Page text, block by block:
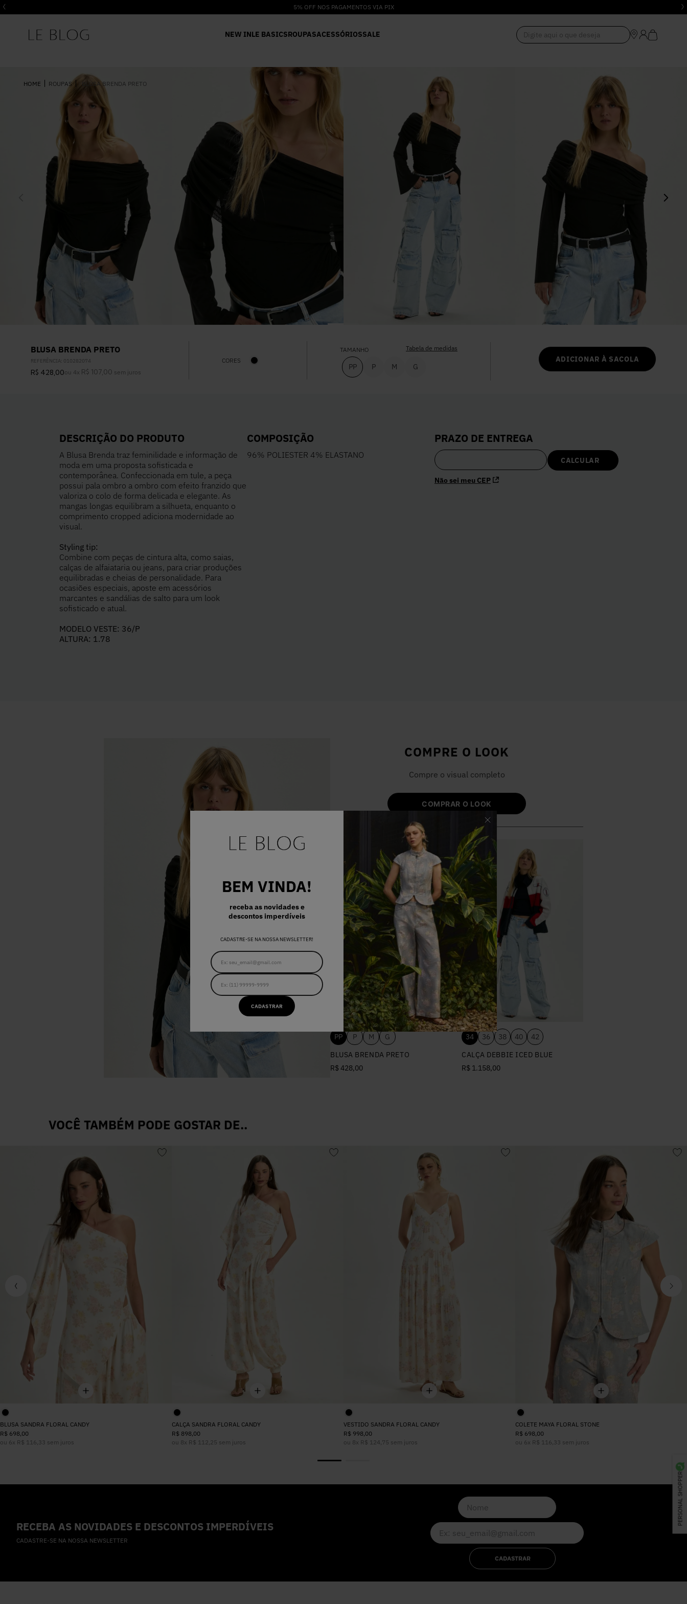
BEM VINDA!
receba as novidades e
descontos imperdíveis
CADASTRE-SE NA NOSSA NEWSLETTER!
CADASTRAR
5% OFF NOS PAGAMENTOS VIA PIX
NEW INLE BASICSROUPASACESSÓRIOSSALE Digite aqui o que deseja
PERSONAL SHOPPER
ROUPAS BLUSA BRENDA PRETO
BLUSA BRENDA PRETO
REFERÊNCIA: 010282074
R$ 428,00ou 4x R$ 107 00 sem juros
CORES
TAMANHO
PP P M G
Tabela de medidas
ADICIONAR À SACOLA
DESCRIÇÃO DO PRODUTO
A Blusa Brenda traz feminilidade e informação de
moda em uma proposta sofisticada e
contemporânea. Confeccionada em tule, a peça
possui pala ombro a ombro com efeito franzido que
valoriza o colo de forma delicada e elegante. As
mangas longas equilibram a silhueta, enquanto o
comprimento cropped adiciona modernidade ao
visual.
Styling tip:
Combine com peças de cintura alta, como saias,
calças de alfaiataria ou jeans, para criar produções
equilibradas e cheias de personalidade. Para
ocasiões especiais, aposte em acessórios
marcantes e sandálias de salto para um look
sofisticado e atual.
MODELO VESTE: 36/P
ALTURA: 1.78
COMPOSIÇÃO
96% POLIESTER 4% ELASTANO
PRAZO DE ENTREGA
Não sei meu CEP
COMPRE O LOOK
Compre o visual completo
COMPRAR O LOOK
PP P M
G
BLUSA BRENDA PRETO
R$ 428,00
34 36 38 40
42
CALÇA DEBBIE ICED BLUE
R$ 1.158,00
VOCÊ TAMBÉM PODE GOSTAR DE..
BLUSA SANDRA FLORAL CANDY
R$ 698,00
ou 6x R$ 116, 33 sem juros
CALÇA SANDRA FLORAL CANDY
R$ 898,00
ou 8x R$ 112,25 sem juros
VESTIDO SANDRA FLORAL CANDY
R$ 998,00
ou 8x R$ 124,75 sem juros
COLETE MAYA FLORAL STONE
R$ 698,00
ou 6x R$ 116, 33 sem juros
RECEBA AS NOVIDADES E DESCONTOS IMPERDÍVEIS
CADASTRE-SE NA NOSSA NEWSLETTER
CADASTRAR
Jeans
Blusa
Calça
Colete
Vestidos
Camisa
Vestido Branco